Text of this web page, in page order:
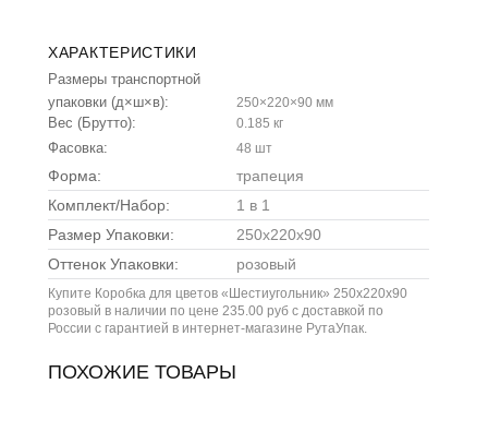
ХАРАКТЕРИСТИКИ
Размеры транспортной
упаковки (д×ш×в):
250×220×90 мм
Вес (Брутто): 0.185 кг
Фасовка: 48 шт
Форма:
трапеция
Комплект/Набор:
1 в 1
Размер Упаковки:
250х220х90
Оттенок Упаковки:
розовый
Купите Коробка для цветов «Шестиугольник» 250x220x90
розовый в наличии по цене 235.00 руб с доставкой по
России с гарантией в интернет-магазине РутаУпак.
ПОХОЖИЕ ТОВАРЫ